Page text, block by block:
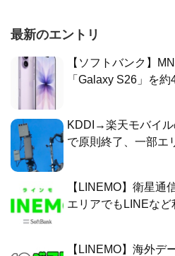
最新のエントリ
【ソフトバンク】
「Galaxy S26」を約
KDDI→楽天モバイ
で原則終了、一部エ
【LINEMO】衛星通
エリアでもLINEなど
【LINEMO】海外デ